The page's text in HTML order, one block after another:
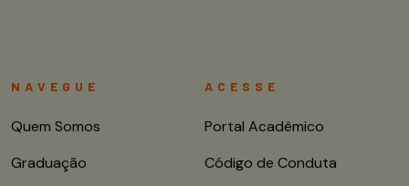
NAVEGUE
Quem Somos
Graduação
ACESSE
Portal Acadêmico
Código de Conduta